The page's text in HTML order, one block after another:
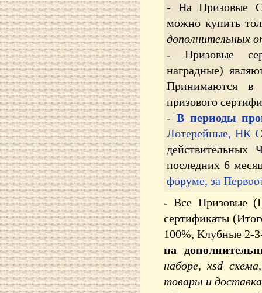
- На Призовые
можно купить
дополнительных
- Призовые
наградные)
Принимаются в
призового
- В периоды
Лотерейные, НК
действительных
последних 6
форуме, за
- Все Призовые
сертификаты
100%, Клубные 2-
на
наборе, xsd
товары и